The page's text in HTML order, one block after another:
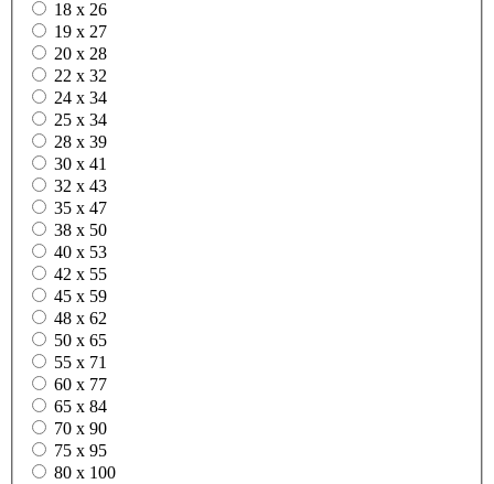
18 x 26
19 x 27
20 x 28
22 x 32
24 x 34
25 x 34
28 x 39
30 x 41
32 x 43
35 x 47
38 x 50
40 x 53
42 x 55
45 x 59
48 x 62
50 x 65
55 x 71
60 x 77
65 x 84
70 x 90
75 x 95
80 x 100